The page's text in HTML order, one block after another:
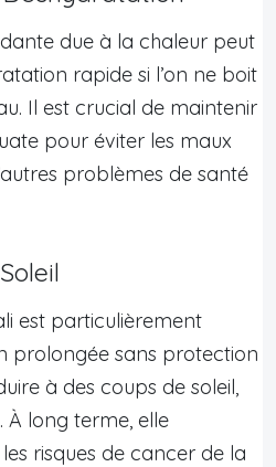
due à la chaleur peut
rapide si l’on ne boit
Il est crucial de maintenir
pour éviter les maux
problèmes de santé
est particulièrement
prolongée sans protection
à des coups de soleil,
À long terme, elle
risques de cancer de la